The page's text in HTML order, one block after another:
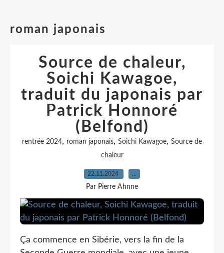
roman japonais
Source de chaleur,
Soichi Kawagoe,
traduit du japonais par
Patrick Honnoré
(Belfond)
rentrée 2024, roman japonais, Soichi Kawagoe, Source de
chaleur
22.11.2024 …
Par Pierre Ahnne
Ça commence en Sibérie, vers la fin de la